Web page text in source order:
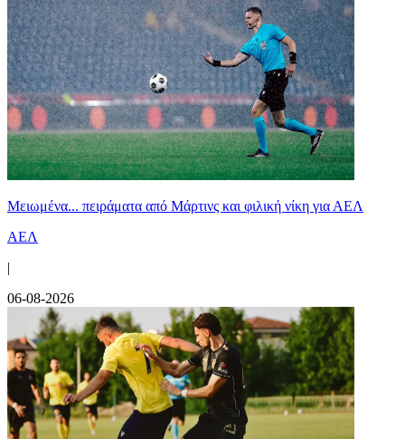
Μειωμένα... πειράματα από Μάρτινς και φιλική νίκη για ΑΕΛ
ΑΕΛ
|
06-08-2026